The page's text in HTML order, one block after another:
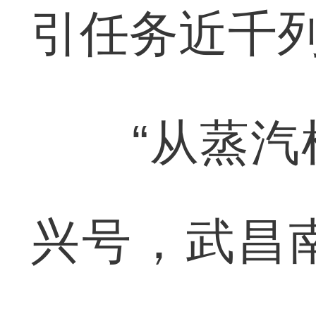
引任务近千
“从蒸汽
兴号，武昌